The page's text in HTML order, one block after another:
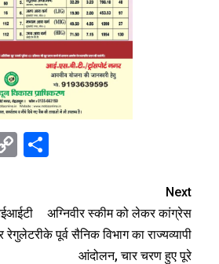
Copy
रेगुलेटरी
Next
अग्निवीर स्कीम को लेकर कांग्रेस
के पूर्व सैनिक विभाग का राज्यव्यापी
आंदोलन, चार चरण हुए पूरे